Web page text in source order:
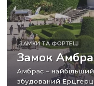
ЗАМКИ ТА ФОРТЕЦІ
Замок
Амбрас – найбільший замок Тіроль. Замок був
збудований